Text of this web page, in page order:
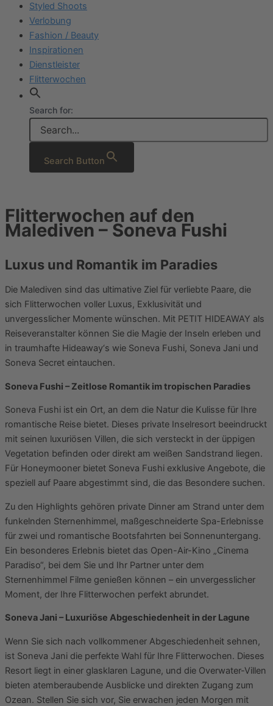
Styled Shoots
Verlobung
Fashion / Beauty
Inspirationen
Dienstleister
Flitterwochen
Search for:
Search Button
Flitterwochen auf den
Malediven – Soneva Fushi
Luxus und Romantik im Paradies
Die Malediven sind das ultimative Ziel für verliebte Paare, die
sich Flitterwochen voller Luxus, Exklusivität und
unvergesslicher Momente wünschen. Mit PETIT HIDEAWAY als
Reiseveranstalter können Sie die Magie der Inseln erleben und
in traumhafte Hideaway‘s wie Soneva Fushi, Soneva Jani und
Soneva Secret eintauchen.
Soneva Fushi – Zeitlose Romantik im tropischen Paradies
Soneva Fushi ist ein Ort, an dem die Natur die Kulisse für Ihre
romantische Reise bietet. Dieses private Inselresort beeindruckt
mit seinen luxuriösen Villen, die sich versteckt in der üppigen
Vegetation befinden oder direkt am weißen Sandstrand liegen.
Für Honeymooner bietet Soneva Fushi exklusive Angebote, die
speziell auf Paare abgestimmt sind, die das Besondere suchen.
Zu den Highlights gehören private Dinner am Strand unter dem
funkelnden Sternenhimmel, maßgeschneiderte Spa-Erlebnisse
für zwei und romantische Bootsfahrten bei Sonnenuntergang.
Ein besonderes Erlebnis bietet das Open-Air-Kino „Cinema
Paradiso“, bei dem Sie und Ihr Partner unter dem
Sternenhimmel Filme genießen können – ein unvergesslicher
Moment, der Ihre Flitterwochen perfekt abrundet.
Soneva Jani – Luxuriöse Abgeschiedenheit in der Lagune
Wenn Sie sich nach vollkommener Abgeschiedenheit sehnen,
ist Soneva Jani die perfekte Wahl für Ihre Flitterwochen. Dieses
Resort liegt in einer glasklaren Lagune, und die Overwater-Villen
bieten atemberaubende Ausblicke und direkten Zugang zum
Ozean. Stellen Sie sich vor, Sie erwachen jeden Morgen mit